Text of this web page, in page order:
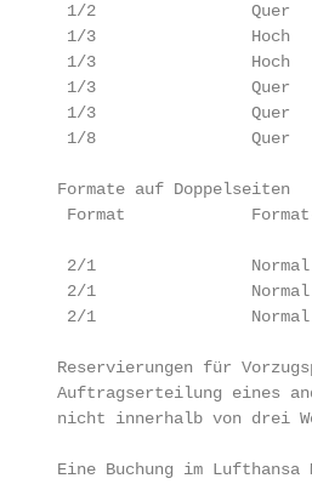
1/2                Quer
1/3                Hoch
1/3                Hoch
1/3                Quer
1/3                Quer
1/8                Quer
Formate auf Doppelseiten
Format
2/1
2/1
2/1
Reservierungen für
Auftragserteilung eines
nicht innerhalb von drei
Eine Buchung im